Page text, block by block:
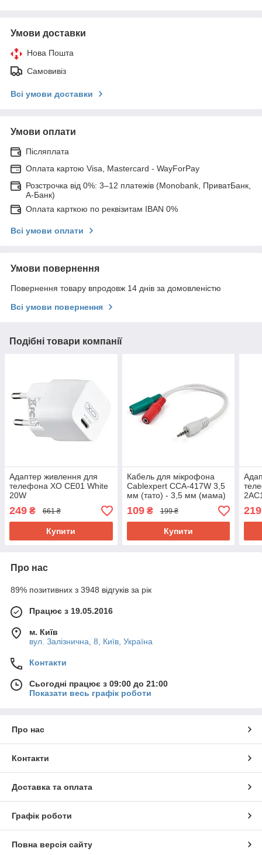
Умови доставки
Нова Пошта
Самовивіз
Всі умови доставки
Умови оплати
Післяплата
Оплата картою Visa, Mastercard - WayForPay
Розстрочка від 0%: 3–12 платежів (Monobank, ПриватБанк,
А-Банк)
Оплата карткою по реквізитам IBAN 0%
Всі умови оплати
Умови повернення
Повернення товару впродовж 14 днів за домовленістю
Всі умови повернення
Подібні товари компанії
Адаптер живлення для
телефона XO CE01 White
20W
249 ₴ 661 ₴
Купити
Кабель для мікрофона
Cablexpert CCA-417W 3,5
мм (тато) - 3,5 мм (мама)
+ мікрофон (мама) 0,1 м
White
109₴ 199 ₴
Купити
219
Про нас
89% позитивних з 3948 відгуків за рік
Працює з 19.05.2016
м. Київ
вул. Залізнична, 8, Київ, Україна
Контакти
Сьогодні працює з 09:00 до 21:00
Показати весь графік роботи
Про нас
Контакти
Доставка та оплата
Графік роботи
Повна версія сайту